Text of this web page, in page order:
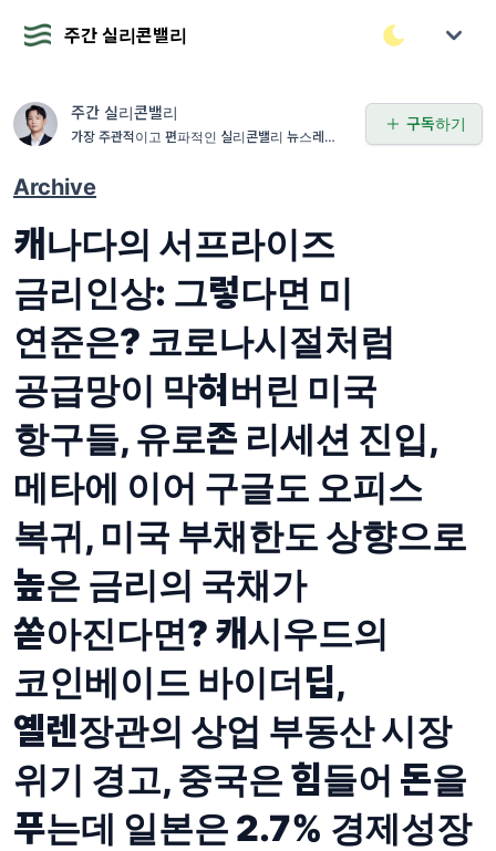
주간 실리콘밸리
주간 실리콘밸리
가장 주관적이고 편파적인 실리콘밸리 뉴스레터 w
구독하기
Archive
캐나다의 서프라이즈
금리인상: 그렇다면 미
연준은? 코로나시절처럼
공급망이 막혀버린 미국
항구들, 유로존 리세션 진입,
메타에 이어 구글도 오피스
복귀, 미국 부채한도 상향으로
높은 금리의 국채가
쏟아진다면? 캐시우드의
코인베이드 바이더딥,
옐렌장관의 상업 부동산 시장
위기 경고, 중국은 힘들어 돈을
푸는데 일본은 2.7% 경제성장